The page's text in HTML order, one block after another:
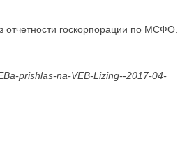
отчетности госкорпорации по МСФО.
prishlas-na-VEB-Lizing--2017-04-